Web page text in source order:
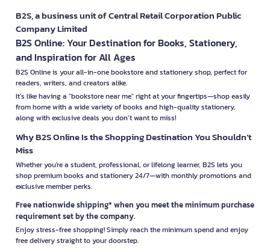
B2S, a business unit of Central Retail Corporation Public
Company Limited
B2S Online: Your Destination for Books, Stationery,
and Inspiration for All Ages
B2S Online is your all-in-one bookstore and stationery shop, perfect for
readers, writers, and creators alike.
It’s like having a "bookstore near me" right at your fingertips—shop easily
from home with a wide variety of books and high-quality stationery,
along with exclusive deals you don’t want to miss!
Why B2S Online Is the Shopping Destination You Shouldn’t
Miss
Whether you're a student, professional, or lifelong learner, B2S lets you
shop premium books and stationery 24/7—with monthly promotions and
exclusive member perks.
Free nationwide shipping* when you meet the minimum purchase
requirement set by the company.
Enjoy stress-free shopping! Simply reach the minimum spend and enjoy
free delivery straight to your doorstep.